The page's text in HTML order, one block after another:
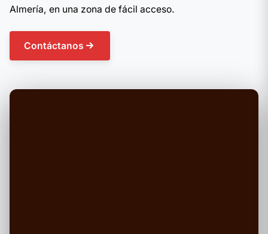
Almería, en una zona de fácil acceso.
Contáctanos